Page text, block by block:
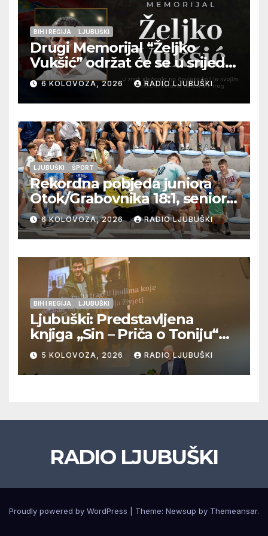
BIH I REGIJA LJUBUŠKI
Drugi Memorijal “Željko
Vukšić” održat će se u srijedu
12. kolovoza u Otoku
6 KOLOVOZA, 2026 RADIO LJUBUŠKI
LJUBUŠKI ŠPORT
Rekordna pobjeda juniora
Otok/Grabovnika 18:1, seniori
Pregrađa u četvrtfinalu,
Veljaci i Cerno/Crnopod u
doigravanju, Grljevići završili
natjecanje
6 KOLOVOZA, 2026 RADIO LJUBUŠKI
BIH I REGIJA LJUBUŠKI
Ljubuški: Predstavljena
knjiga „Sin – Priča o Toniju“
dr. sc. Zdenka Hercega
5 KOLOVOZA, 2026 RADIO LJUBUŠKI
RADIO LJUBUŠKI
Proudly powered by WordPress Theme: Newsup by Themeansar.